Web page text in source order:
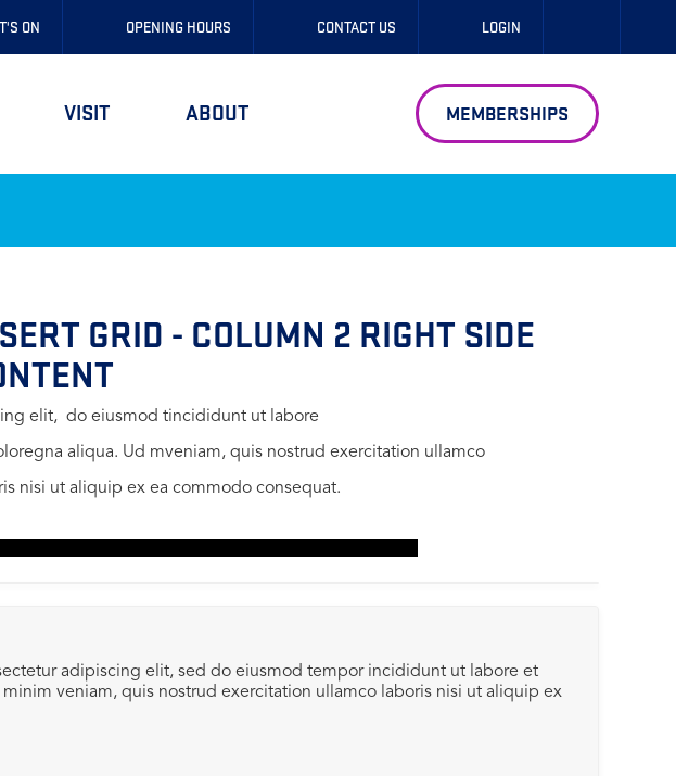
ON OPENING HOURS CONTACT US LOGIN
VISIT ABOUT MEMBERSHIPS
GRID - COLUMN 2 RIGHT SIDE
elit, do eiusmod tincididunt ut labore
aliqua. Ud mveniam, quis nostrud exercitation ullamco
nisi ut aliquip ex ea commodo consequat.
adipiscing elit, sed do eiusmod tempor incididunt ut labore et
veniam, quis nostrud exercitation ullamco laboris nisi ut aliquip ex